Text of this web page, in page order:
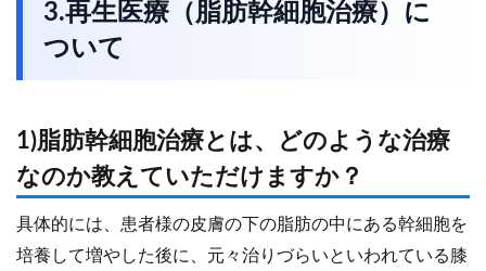
3.再生医療（脂肪幹細胞治療）に
ついて
1)脂肪幹細胞治療とは、どのような治療
なのか教えていただけますか？
具体的には、患者様の皮膚の下の脂肪の中にある幹細胞を
培養して増やした後に、元々治りづらいといわれている膝